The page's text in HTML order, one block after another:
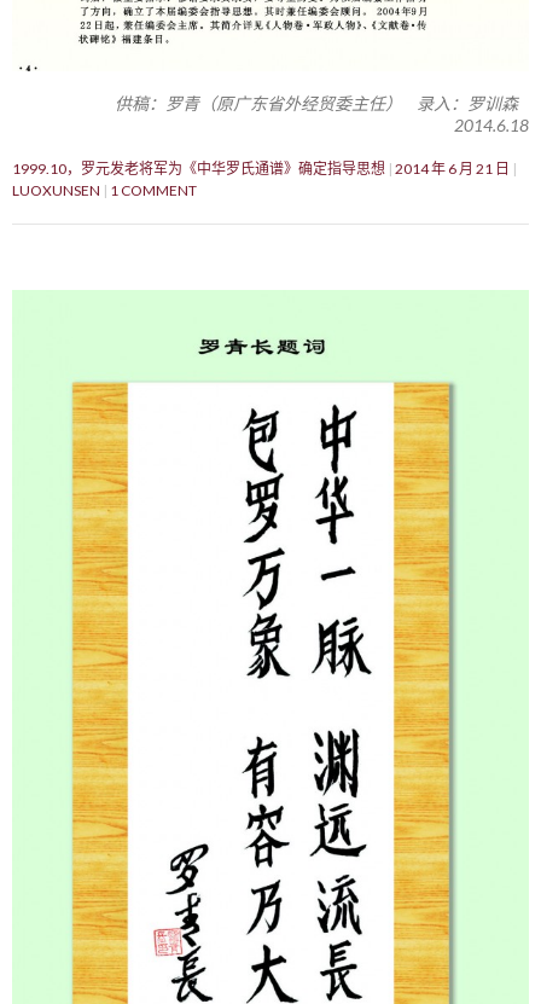
供稿：罗青（原广东省外经贸委主任） 录入：罗训森
2014.6.18
1999.10，罗元发老将军为《中华罗氏通谱》确定指导思想 2014 年 6 月 21 日
LUOXUNSEN
1 COMMENT